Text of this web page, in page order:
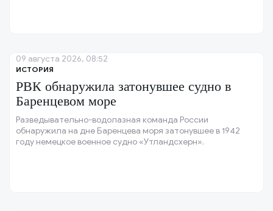
ИСТОРИЯ
РВК обнаружила затонувшее судно в
Баренцевом море
Разведывательно-водолазная команда России
обнаружила на дне Баренцева моря затонувшее в 1942
году немецкое военное судно «Утландсхерн».
09 августа 2026, 08:52